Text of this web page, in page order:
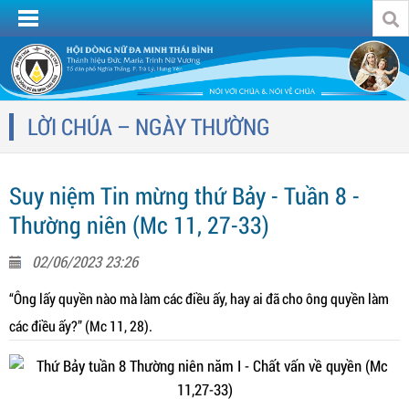
LỜI CHÚA – NGÀY THƯỜNG
Suy niệm Tin mừng thứ Bảy - Tuần 8 -
Thường niên (Mc 11, 27-33)
02/06/2023 23:26
“Ông lấy quyền nào mà làm các điều ấy, hay ai đã cho ông quyền làm
các điều ấy?” (Mc 11, 28).